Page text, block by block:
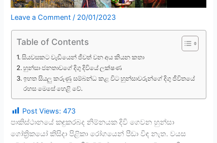
Leave a Comment / 20/01/2023
Table of Contents
සියවසකට වැඩියෙන් ජීවත් වන අය කියන කතා
හුන්සා ජනතාවගේ දිගු දිවියේ ලක්ෂණ
ඉහත සියලු කරුණු සම්බන්ධ කළ විට හුන්සාවරුන්ගේ දිගු ජීවිතයේ
රහස මෙසේ හෙළි වේ.
Post Views: 473
පාකිස්ථානයේ කඳුකරබද නිම්නයක දිවි ගෙවන හුන්සා
ගෝත්‍රිකයෝ කිසිදා පිළිකා රෝගයෙන් පීඩා විඳ නැත. වයස